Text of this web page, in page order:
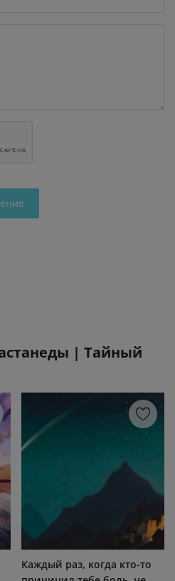
| Тайный
Каждый раз, когда кто-то